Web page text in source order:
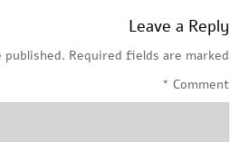
Leave a Reply
published. Required fields are marked
Comment
*